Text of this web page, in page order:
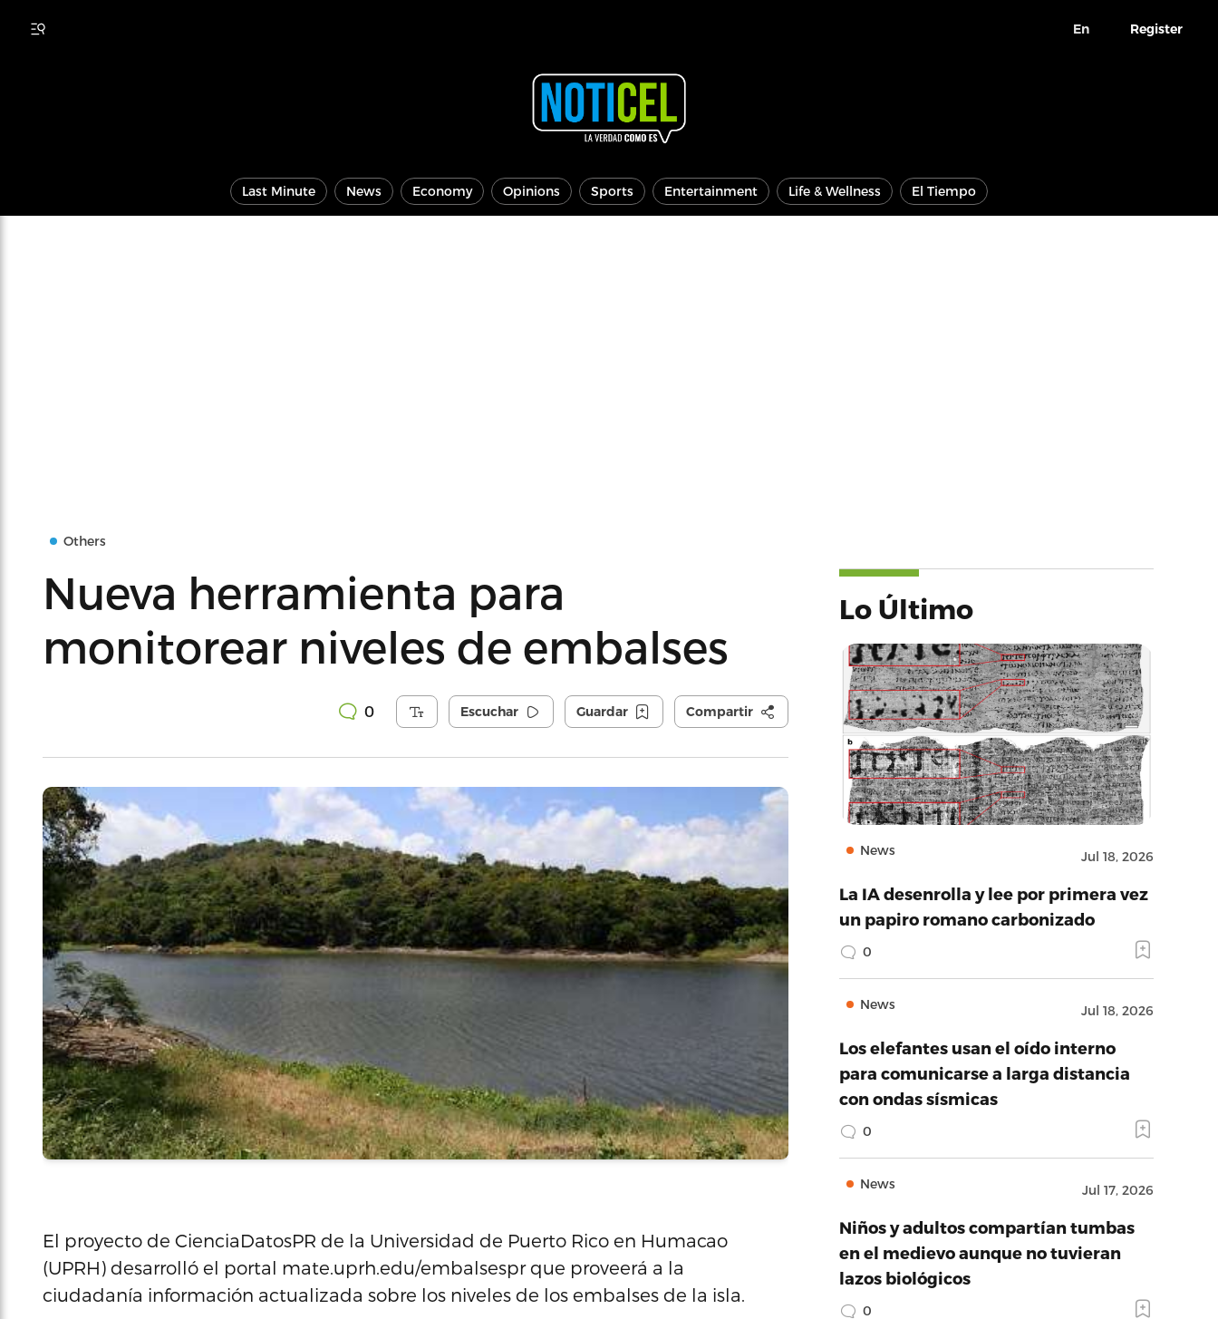
En Register
Last Minute News Economy Opinions Sports Entertainment Life & Wellness El Tiempo
Others
Nueva herramienta para
monitorear niveles de embalses
0 Escuchar Guardar Compartir
El proyecto de CienciaDatosPR de la Universidad de Puerto Rico en Humacao
(UPRH) desarrolló el portal mate.uprh.edu/embalsespr que proveerá a la
ciudadanía información actualizada sobre los niveles de los embalses de la isla.
Lo Último
News Jul 18, 2026
La IA desenrolla y lee por primera vez
un papiro romano carbonizado
0
News Jul 18, 2026
Los elefantes usan el oído interno
para comunicarse a larga distancia
con ondas sísmicas
0
News Jul 17, 2026
Niños y adultos compartían tumbas
en el medievo aunque no tuvieran
lazos biológicos
0